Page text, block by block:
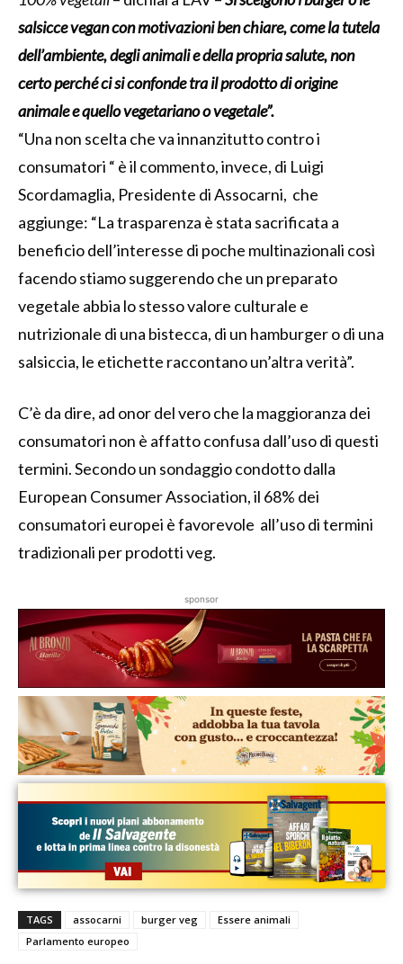
salsicce vegan con motivazioni ben chiare, come la tutela
dell’ambiente, degli animali e della propria salute, non
certo perché ci si confonde tra il prodotto di origine
animale e quello vegetariano o vegetale”.
“Una non scelta che va innanzitutto contro i
consumatori “ è il commento, invece, di Luigi
Scordamaglia, Presidente di Assocarni, che
aggiunge: “La trasparenza è stata sacrificata a
beneficio dell’interesse di poche multinazionali così
facendo stiamo suggerendo che un preparato
vegetale abbia lo stesso valore culturale e
nutrizionale di una bistecca, di un hamburger o di una
salsiccia, le etichette raccontano un’altra verità”.
C’è da dire, ad onor del vero che la maggioranza dei
consumatori non è affatto confusa dall’uso di questi
termini. Secondo un sondaggio condotto dalla
European Consumer Association, il 68% dei
consumatori europei è favorevole all’uso di termini
tradizionali per prodotti veg.
sponsor
TAGS assocarni burger veg
Essere animali
Parlamento europeo